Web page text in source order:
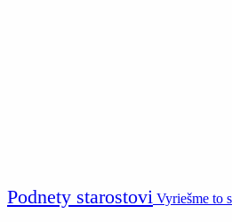
Podnety starostovi Vyriešme to